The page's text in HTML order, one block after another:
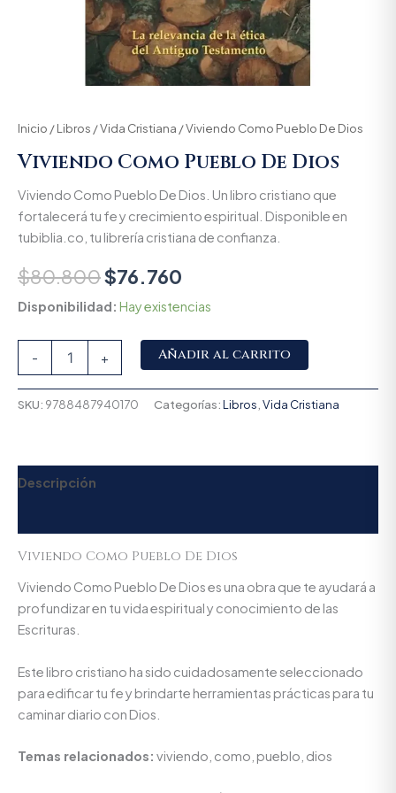
Inicio /Libros /Vida Cristiana / Viviendo Como Pueblo De Dios
Viviendo Como Pueblo De Dios
Viviendo Como Pueblo De Dios. Un libro cristiano que
fortalecerá tu fe y crecimiento espiritual. Disponible en
tubiblia.co, tu librería cristiana de confianza.
$80.800$76.760
Disponibilidad: Hay existencias
- + Añadir al carrito
SKU: 9788487940170 Categorías:Libros Vida Cristiana
Descripción
Viviendo Como Pueblo De Dios
Viviendo Como Pueblo De Dios es una obra que te ayudará a
profundizar en tu vida espiritual y conocimiento de las
Escrituras.
Este libro cristiano ha sido cuidadosamente seleccionado
para edificar tu fe y brindarte herramientas prácticas para tu
caminar diario con Dios.
Temas relacionados: viviendo, como, pueblo, dios